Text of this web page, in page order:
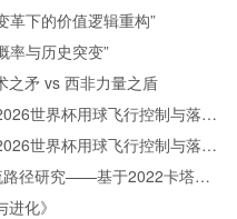
革下的价值逻辑重构”
率与历史突变”
之矛 vs 西非力量之盾
世界杯用球飞行控制与落点
世界杯用球飞行控制与落点
路径研究——基于2022卡塔尔
化》